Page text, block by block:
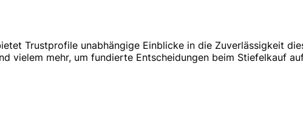
Trustprofile unabhängige Einblicke in die Zuverlässigkeit
vielem mehr, um fundierte Entscheidungen beim Stiefelkauf auf